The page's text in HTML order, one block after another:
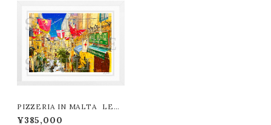
PIZZERIA IN MALTA LEO
N TERASHIMA版画作品77作
¥385,000